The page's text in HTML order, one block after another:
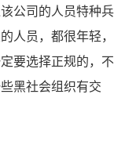
公司的人员特种兵
人员，都很年轻，
要选择正规的，不
黑社会组织有交